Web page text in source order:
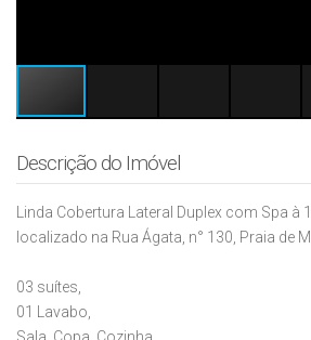
Descrição do Imóvel
Linda Cobertura Lateral Duplex com Spa à
localizado na Rua Ágata, n° 130, Praia de
03 suítes,
01 Lavabo,